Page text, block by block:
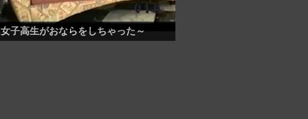
女子高生がおならをしちゃった～